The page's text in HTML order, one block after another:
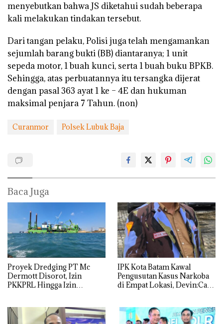
menyebutkan bahwa JS diketahui sudah beberapa
kali melakukan tindakan tersebut.
Dari tangan pelaku, Polisi juga telah mengamankan
sejumlah barang bukti (BB) diantaranya; 1 unit
sepeda motor, 1 buah kunci, serta 1 buah buku BPKB.
Sehingga, atas perbuatannya itu tersangka dijerat
dengan pasal 363 ayat 1 ke – 4E dan hukuman
maksimal penjara 7 Tahun. (non)
Curanmor Polsek Lubuk Baja
Baca Juga
Proyek Dredging PT Mc
Dermott Disorot, Izin
PKKPRL Hingga Izin
IPK Kota Batam Kawal
Pengusutan Kasus Narkoba
di Empat Lokasi, Devin:Cari